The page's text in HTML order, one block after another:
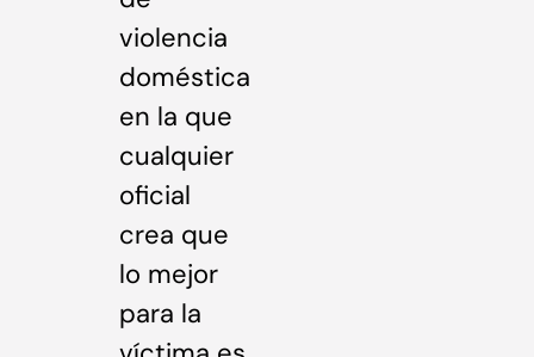
violencia
doméstica
en la que
cualquier
oficial
crea que
lo mejor
para la